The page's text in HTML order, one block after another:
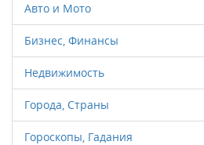
Авто и Мото
Бизнес, Финансы
Недвижимость
Города, Страны
Гороскопы, Гадания